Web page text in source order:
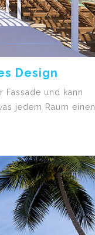
Design
Fassade und kann
jedem Raum einen